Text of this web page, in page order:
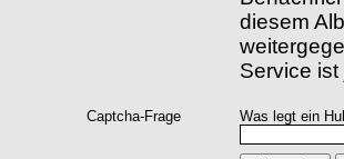
diesem
Service
Captcha-Frage Was legt ein